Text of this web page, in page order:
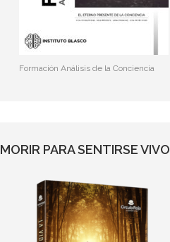
Formación Análisis de la Conciencia
MORIR PARA SENTIRSE VIVO